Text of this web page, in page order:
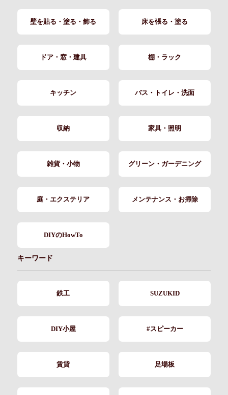
壁を貼る・塗る・飾る 床を張る・塗る
ドア・窓・建具 棚・ラック
キッチン バス・トイレ・洗面
収納 家具・照明
雑貨・小物 グリーン・ガーデニング
庭・エクステリア メンテナンス・お掃除
DIYのHowTo
キーワード
鉄工 SUZUKID
DIY小屋 #スピーカー
賃貸 足場板